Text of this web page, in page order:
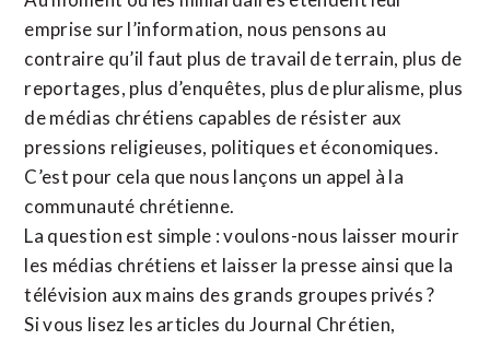
emprise sur l’information, nous pensons au
contraire qu’il faut plus de travail de terrain, plus de
reportages, plus d’enquêtes, plus de pluralisme, plus
de médias chrétiens capables de résister aux
pressions religieuses, politiques et économiques.
C’est pour cela que nous lançons un appel à la
communauté chrétienne.
La question est simple : voulons-nous laisser mourir
les médias chrétiens et laisser la presse ainsi que la
télévision aux mains des grands groupes privés ?
Si vous lisez les articles du Journal Chrétien,